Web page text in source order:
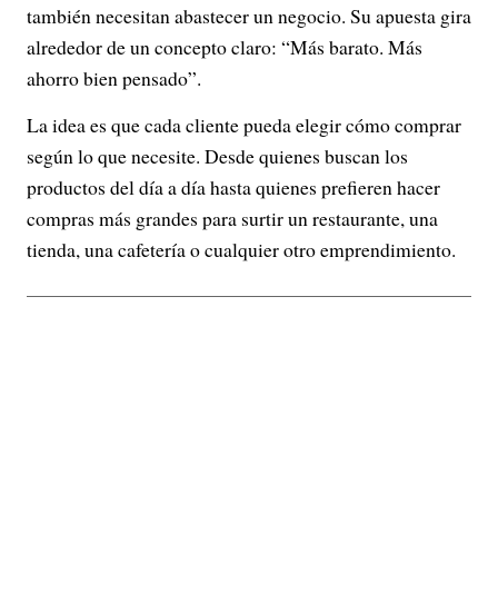
también necesitan abastecer un negocio. Su apuesta gira
alrededor de un concepto claro: “Más barato. Más
ahorro bien pensado”.
La idea es que cada cliente pueda elegir cómo comprar
según lo que necesite. Desde quienes buscan los
productos del día a día hasta quienes prefieren hacer
compras más grandes para surtir un restaurante, una
tienda, una cafetería o cualquier otro emprendimiento.